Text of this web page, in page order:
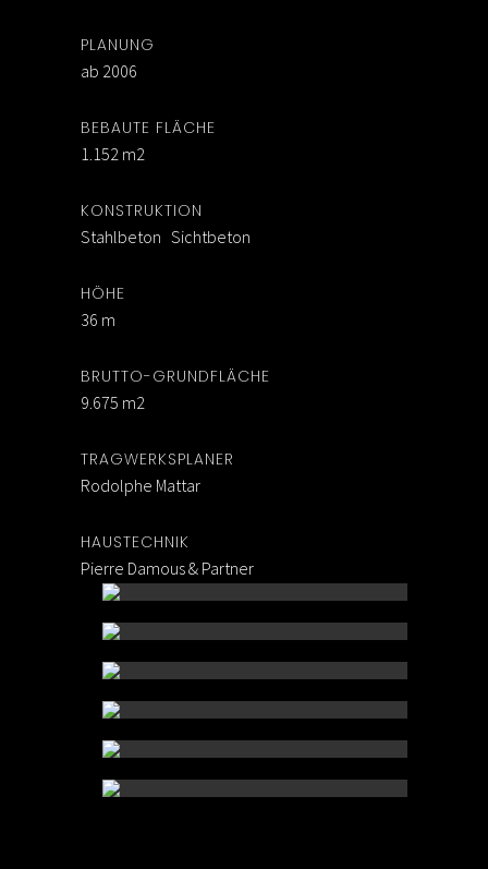
PLANUNG
ab 2006
BEBAUTE FLÄCHE
1.152 m2
KONSTRUKTION
Stahlbeton Sichtbeton
HÖHE
36 m
BRUTTO-GRUNDFLÄCHE
9.675 m2
TRAGWERKSPLANER
Rodolphe Mattar
HAUSTECHNIK
Pierre Damous & Partner